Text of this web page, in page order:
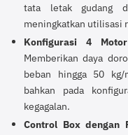
tata letak gudang
meningkatkan utilisasi
Konfigurasi 4
Memberikan daya
beban hingga 50
bahkan pada
kegagalan.
Control Box dengan